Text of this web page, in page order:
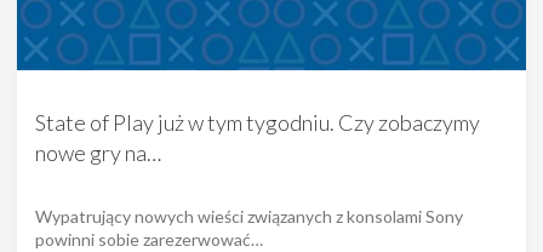
State of Play już w tym tygodniu. Czy zobaczymy
nowe gry na…
Wypatrujący nowych wieści związanych z konsolami Sony
powinni sobie zarezerwować…